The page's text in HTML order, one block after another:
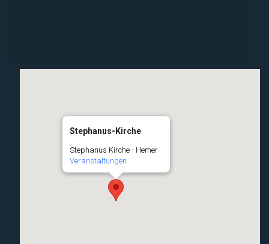
Stephanus-Kirche
Stephanus Kirche - Hemer
Veranstaltungen